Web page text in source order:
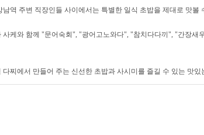
남역 주변 직장인들 사이에서는 특별한 일식 초밥을 제대로 맛볼
사케와 함께 "문어숙회", "광어고노와다", "참치다다끼", "간장
다찌에서 만들어 주는 신선한 초밥과 사시미를 즐길 수 있는 맛